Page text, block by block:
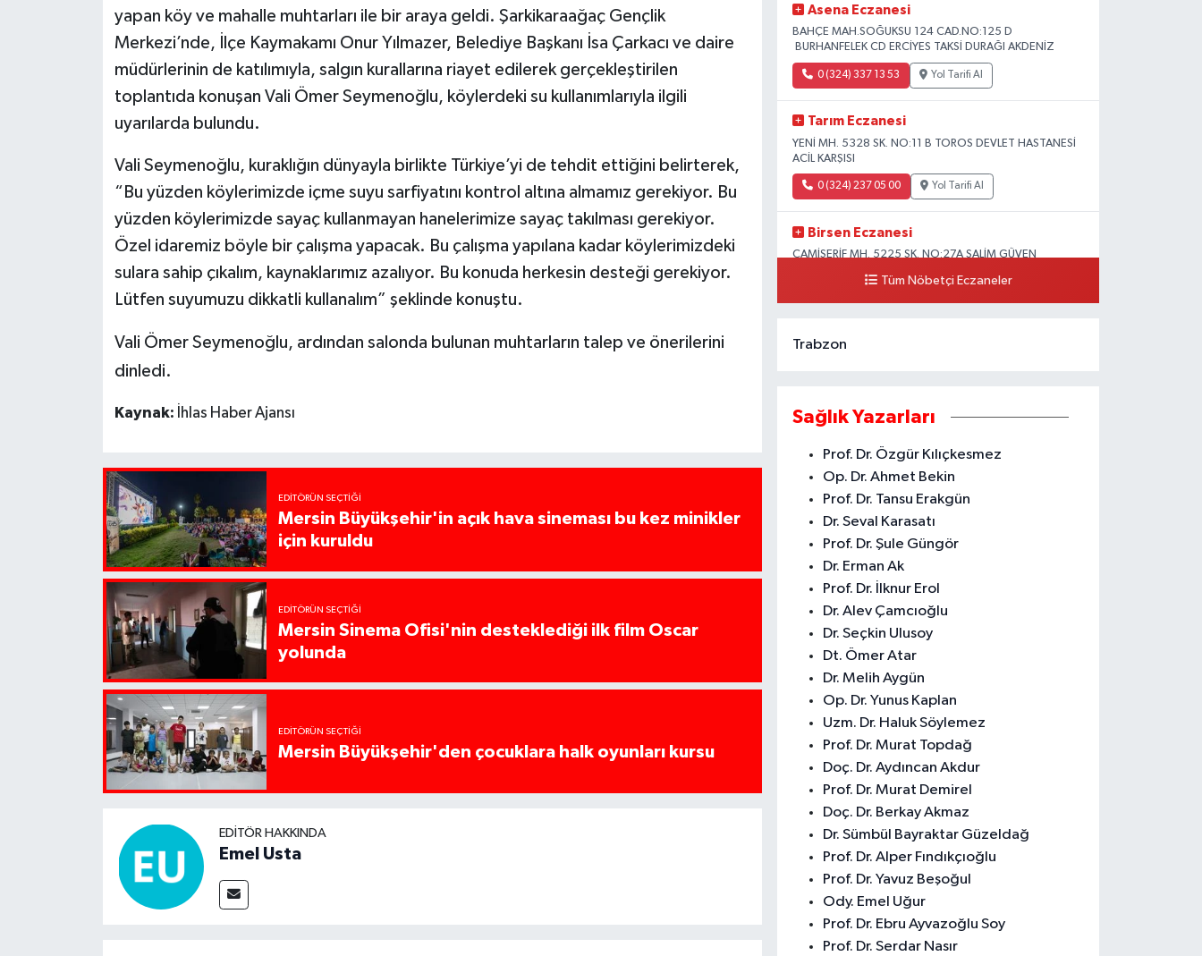
yapan köy ve mahalle muhtarları ile bir araya geldi. Şarkikaraağaç Gençlik
Merkezi’nde, İlçe Kaymakamı Onur Yılmazer, Belediye Başkanı İsa Çarkacı ve daire
müdürlerinin de katılımıyla, salgın kurallarına riayet edilerek gerçekleştirilen
toplantıda konuşan Vali Ömer Seymenoğlu, köylerdeki su kullanımlarıyla ilgili
uyarılarda bulundu.
Vali Seymenoğlu, kuraklığın dünyayla birlikte Türkiye’yi de tehdit ettiğini belirterek,
“Bu yüzden köylerimizde içme suyu sarfiyatını kontrol altına almamız gerekiyor. Bu
yüzden köylerimizde sayaç kullanmayan hanelerimize sayaç takılması gerekiyor.
Özel idaremiz böyle bir çalışma yapacak. Bu çalışma yapılana kadar köylerimizdeki
sulara sahip çıkalım, kaynaklarımız azalıyor. Bu konuda herkesin desteği gerekiyor.
Lütfen suyumuzu dikkatli kullanalım” şeklinde konuştu.
Vali Ömer Seymenoğlu, ardından salonda bulunan muhtarların talep ve önerilerini
dinledi.
Kaynak: İhlas Haber Ajansı
EDITÖRÜN SEÇTIĞI
Mersin Büyükşehir'in açık hava sineması bu kez minikler
için kuruldu
EDITÖRÜN SEÇTIĞI
Mersin Sinema Ofisi'nin desteklediği ilk film Oscar
yolunda
EDITÖRÜN SEÇTIĞI
Mersin Büyükşehir'den çocuklara halk oyunları kursu
EDITÖR HAKKINDA
Emel Usta
Asena Eczanesi
BAHÇE MAH.SOĞUKSU 124 CAD.NO:125 D
BURHANFELEK CD ERCİYES TAKSİ DURAĞI AKDENİZ
0 (324) 337 13 53 Yol Tarifi Al
Tarım Eczanesi
YENİ MH. 5328 SK. NO:11 B TOROS DEVLET HASTANESİ
ACİL KARŞISI
0 (324) 237 05 00 Yol Tarifi Al
Birsen Eczanesi
CAMİŞERİF MH. 5225 SK. NO:27A SALİM GÜVEN
Tüm Nöbetçi Eczaneler
Trabzon
Sağlık Yazarları
Prof. Dr. Özgür Kılıçkesmez
Op. Dr. Ahmet Bekin
Prof. Dr. Tansu Erakgün
Dr. Seval Karasatı
Prof. Dr. Şule Güngör
Dr. Erman Ak
Prof. Dr. İlknur Erol
Dr. Alev Çamcıoğlu
Dr. Seçkin Ulusoy
Dt. Ömer Atar
Dr. Melih Aygün
Op. Dr. Yunus Kaplan
Uzm. Dr. Haluk Söylemez
Prof. Dr. Murat Topdağ
Doç. Dr. Aydıncan Akdur
Prof. Dr. Murat Demirel
Doç. Dr. Berkay Akmaz
Dr. Sümbül Bayraktar Güzeldağ
Prof. Dr. Alper Fındıkçıoğlu
Prof. Dr. Yavuz Beşoğul
Ody. Emel Uğur
Prof. Dr. Ebru Ayvazoğlu Soy
Prof. Dr. Serdar Nasır